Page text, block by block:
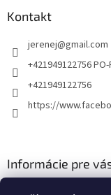
Kontakt
jerenej@gmail.com
+421949122756
+421949122756
https://
Informácie pre